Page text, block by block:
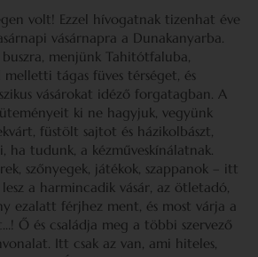
volt! Ezzel hívogatnak tizenhat éve
vásárnapra a Dunakanyarba.
menjünk Tahitótfaluba,
melletti tágas füves térséget, és
vásárokat idéző forgatagban. A
ki ne hagyjuk, vegyünk
füstölt sajtot és házikolbászt,
ha tudunk, a kézműveskínálatnak.
szőnyegek, játékok, szappanok – itt
a harmincadik vásár, az ötletadó,
ezalatt férjhez ment, és most várja a
Ő és családja meg a többi szervező
Itt csak az van, ami hiteles,